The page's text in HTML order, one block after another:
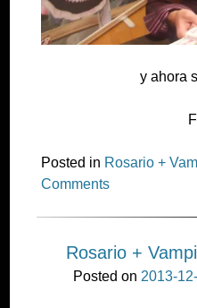
y ahora
Posted in Rosario +
Comments
Rosario +
Posted on 2013-